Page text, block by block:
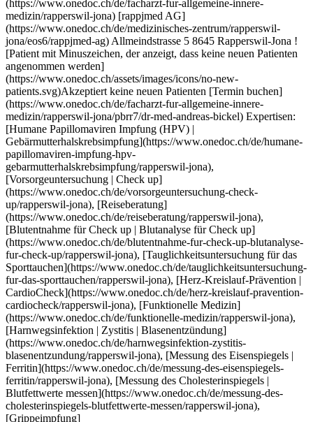
-allgemeine-innere-medizin/rapperswil-jona/pbrr7/dr-med-andreas-bickel) Expertisen:[Humane Papillomaviren Impfung (HPV) | Gebärmutterhalskrebsimpfung](https://www.onedoc.ch/de/humane-papillomaviren-impfung-hpv-gebarmutterhalskrebsimpfung/rapperswil-jona), [Vorsorgeuntersuchung | Check up](https://www.onedoc.ch/de/vorsorgeuntersuchung-check-up/rapperswil-jona), [Reiseberatung](https://www.onedoc.ch/de/reiseberatung/rapperswil-jona), [Blutentnahme für Check up | Blutanalyse für Check up](https://www.onedoc.ch/de/blutentnahme-fur-check-up-blutanalyse-fur-check-up/rapperswil-jona), [Tauglichkeitsuntersuchung für das Sporttauchen](https://www.onedoc.ch/de/tauglichkeitsuntersuchung-fur-das-sporttauchen/rapperswil-jona), [Herz-Kreislauf-Prävention | CardioCheck](https://www.onedoc.ch/de/herz-kreislauf-pravention-cardiocheck/rapperswil-jona), [Funktionelle Medizin](https://www.onedoc.ch/de/funktionelle-medizin/rapperswil-jona), [Harnwegsinfektion | Zystitis | Blasenentzündung](https://www.onedoc.ch/de/harnwegsinfektion-zystitis-blasenentzundung/rapperswil-jona), [Messung des Eisenspiegels | Ferritin](https://www.onedoc.ch/de/messung-des-eisenspiegels-ferritin/rapperswil-jona), [Messung des Cholesterinspiegels | Blutfettwerte messen](https://www.onedoc.ch/de/messung-des-cholesterinspiegels-blutfettwerte-messen/rapperswil-jona), [Grippeimpfung](https://www.onedoc.ch/de/grippeimpfung/rapperswil-jona), [Langzeitblutzuckermessung | Langzeitglukose | HbA1c](https://www.onedoc.ch/de/langzeitblutzuckermessung-langzeitglukose-hba1c/rapperswil-jona), [Blutentnahme | Blutprobe](https://www.onedoc.ch/de/blutentnahme-blutprobe/rapperswil-jona), [Elektrokardiogramm (EKG)](https://www.onedoc.ch/de/elektrokardiogramm-ekg/rapperswil-jona)Mehr anzeigen Expertisen:[Humane Papillomaviren Impfung (HPV) | Gebärmutterhalskrebsimpfung](https://www.onedoc.ch/de/humane-papillomaviren-impfung-hpv-gebarmutterhalskrebsimpfung/rapperswil-jona), [Vorsorgeuntersuchung | Check up](https://www.onedoc.ch/de/vorsorgeuntersuchung-check-up/rapperswil-jona), [Reiseberatung](https://www.onedoc.ch/de/reiseberatung/rapperswil-jona), [Blutentnahme für Check up | Blutanalyse für Check up](https://www.onedoc.ch/de/blutentnahme-fur-check-up-blutanalyse-fur-check-up/rapperswil-jona), [Tauglichkeitsuntersuchung für das Sporttauchen](https://www.onedoc.ch/de/tauglichkeitsuntersuchung-fur-das-sporttauchen/rapperswil-jona), [Herz-Kreislauf-Prävention | CardioCheck](https://www.onedoc.ch/de/herz-kreislauf-pravention-cardiocheck/rapperswil-jona), [Funktionelle Medizin](https://www.onedoc.ch/de/funktionelle-medizin/rapperswil-jona), [Harnwegsinfektion | Zystitis | Blasenentzündung](https://www.onedoc.ch/de/harnwegsinfektion-zystitis-blasenentzundung/rapperswil-jona), [Messung des Eisenspiegels | Ferritin](https://www.onedoc.ch/de/messung-des-eisenspiegels-ferritin/rapperswil-jona), [Messung des Cholesterinspiegels | Blutfettwerte messen](https://www.onedoc.ch/de/messung-des-cholesterinspiegels-blutfettwerte-messen/rapperswil-jona), [Grippeimpfung](https://www.onedoc.ch/de/grippeimpfung/rapperswil-jona), [Langzeitblutzuckermessung | Langzeitglukose | HbA1c](https://www.onedoc.ch/de/langzeitblutzuckermessung-langzeitglukose-hba1c/rapperswil-jona), [Blutentnahme | Blutprobe](https://www.onedoc.ch/de/blutentnahme-blutprobe/rapperswil-jona), [Elektrokardiogramm (EKG)](https://www.onedoc.ch/de/elektrokardiogramm-ekg/rapperswil-jona)Mehr anzeigen [![Dipl. Ärztin Sevdjane Halili Mustafa, Fachärztin für Allgemeine Innere Medizin in Rapperswil-Jona](https://assets.onedoc.ch/images/users/f5b22681a9c4c885ab4952fb0ab9f3aef0de67a9fd772914eebcfd8180fef7a5-small.jpg "Dipl. Ärztin Sevdjane Halili Mustafa, Fachärztin für Allgemeine Innere Medizin in Rapperswil-Jona")](https://www.onedoc.ch/de/facharztin-fur-allgemeine-innere-medizin/rapperswil-jona/pbcyq/dipl-arzt-sevdjane-halili-mustafa) ### [Dipl. Ärztin Sevdjane Halili Mustafa](https://www.onedoc.ch/de/facharztin-fur-allgemeine-innere-medizin/rapperswil-jona/pbcyq/dipl-arzt-sevdjane-halili-mustafa) ![Abzeichen, das ein verifiziertes Profil kennzeichnet](https://www.onedoc.ch/assets/images/icons/checkmark.svg) [Fachärztin für Allgemeine Innere Medizin](https://www.onedoc.ch/de/facharzt-fur-allgemeine-innere-medizin/rapperswil-jona) [rappjmed AG](https://www.onedoc.ch/de/medizinisches-zentrum/rapperswil-jona/eos6/rappjmed-ag) Allmeindstrasse 5 8645 Rapperswil-Jona ![Patient mit Minuszeichen, der anzeigt, dass keine neuen Patienten angenommen werden](https://www.onedoc.ch/assets/images/icons/no-new-patients.svg)Akzeptiert keine neuen Patienten [Termin buchen](https://www.onedoc.ch/de/facharztin-fur-allgemeine-innere-medizin/rapperswil-jona/pbcyq/dipl-arzt-sevdjane-halili-mustafa) Expertisen:[Humane Papillomaviren Impfung (HPV) | Gebärmutterhalskrebsimpfung](https://www.onedoc.ch/de/humane-papillomaviren-impfung-hpv-gebarmutterhalskrebsimpfung/rapperswil-jona), [Vorsorgeuntersuchung | Check up](https://www.onedoc.ch/de/vorsorgeuntersuchung-check-up/rapperswil-jona), [Reiseberatung](https://www.onedoc.ch/de/reiseberatung/rapperswil-jona), [Blutentnahme für Check up | Blutanalyse für Check up](https://www.onedoc.ch/de/blutentnahme-fur-check-up-blutanalyse-fur-check-up/rapperswil-jona), [Tauglichkeitsuntersuchung für das Sporttauchen](https://www.onedoc.ch/de/tauglichkeitsuntersuchung-fur-das-sporttauchen/rapperswil-jona), [Herz-Kreislauf-Prävention | CardioCheck](https://www.onedoc.ch/de/herz-kreislauf-pravention-cardiocheck/rapperswil-jona), [Funktionelle Medizin](https://www.onedoc.ch/de/funktionelle-medizin/rapperswil-jona), [Harnwegsinfektion | Zystitis | Blasenentzündung](https://www.onedoc.ch/de/harnwegsinfektion-zystitis-blasenentzundung/rapperswil-jona), [Messung des Eisenspiegels | Ferritin](https://www.onedoc.ch/de/messung-des-eisenspiegels-ferritin/rapperswil-jona), [Messung des Cholesterinspiegels | Blutfettwerte messen](https://www.onedoc.ch/de/messung-des-cholesterinspiegels-blutfettwerte-messen/rapperswil-jona), [Grippeimpfung](https://www.onedoc.ch/de/grippeimpfung/rapperswil-jona), [Langzeitblutzuckermessung | Langzeitglukose | HbA1c](https://www.onedoc.ch/de/langzeitblutzuckermessung-langzeitglukose-hba1c/rapperswil-jona), [Blutentnahme | Blutprobe](https://www.onedoc.ch/de/blutentnahme-blutprobe/rapperswil-jona), [Elektrokardiogramm (EKG)](https://www.onedoc.ch/de/elektrokardiogramm-ekg/rapperswil-jona)Mehr anzeigen Expertisen:[Humane Papillomaviren Impfung (HPV) | Gebärmutterhalskrebsimpfung](https://www.onedoc.ch/de/humane-papillomaviren-impfung-hpv-gebarmutterhalskrebsimpfung/rapperswil-jona), [Vorsorgeuntersuchung | Check up](https://www.onedoc.ch/de/vorsorgeuntersuchung-check-up/rapperswil-jona), [Reiseberatung](https://www.onedoc.ch/de/reiseberatung/rapperswil-jona), [Blutentnahme für Check up | Blutanalyse für Check up](https://www.onedoc.ch/de/blutentnahme-fur-check-up-blutanalyse-fur-check-up/rapperswil-jona), [Tauglichkeitsuntersuchung für das Sporttauchen](https://www.onedoc.ch/de/tauglichkeitsuntersuchung-fur-das-sporttauchen/rapperswil-jona), [Herz-Kreislauf-Prävention | CardioCheck](https://www.onedoc.ch/de/herz-kreislauf-pravention-cardiocheck/rapperswil-jona), [Funktionelle Medizin](https://www.onedoc.ch/de/funktionelle-medizin/rapperswil-jona), [Harnwegsinfektion | Zystitis | Blasenentzündung](https://www.onedoc.ch/de/harnwegsinfektion-zystitis-blasenentzundung/rapperswil-jona), [Messung des Eisenspiegels | Ferritin](https://www.onedoc.ch/de/messung-des-eisenspiegels-ferritin/rapperswil-jona), [Messung des Cholesterinspiegels | Blutfettwerte messen](https://www.onedoc.ch/de/messung-des-cholesterinspiegels-blutfettwerte-messen/rapperswil-jona), [Grippeimpfung](https://www.onedoc.ch/de/grippeimpfung/rapperswil-jona), [Langzeitblutzuckermessung | Langzeitglukose | HbA1c](https://www.onedoc.ch/de/langzeitblutzuckermessung-langzeitglukose-hba1c/rapperswil-jona), [Blutentnahme | Blutprobe](https://www.onedoc.ch/de/blutentnahme-blutprobe/rapperswil-jona), [Elektrokardiogramm (EKG)](https://www.onedoc.ch/de/elektrokardiogramm-ekg/rapperswil-jona)Mehr anzeigen [![Dr. med. Lisa-Marie Wille, Assistenzärztin Gynäkologie und Geburtshilfe in Horgen](https://assets.onedoc.ch/images/users/b1816883c898a5aee047a60ef2b2ac14ea097afef5a2f08b4f62f28c7e84fbe1-small.jpg "Dr. med. Lisa-Marie Wille, Assistenzärztin Gynäkologie und Geburtshilfe in Horgen")](https://www.onedoc.ch/de/gynakologin-frauenarztin-und-geburtshelferin/horgen/pc2t1/dr-med-lisa-marie-wille) ### [Dr. med. Lisa-Marie Wille](https://www.onedoc.ch/de/gynakologin-frauenarztin-und-geburtshelferin/horgen/pc2t1/dr-med-lisa-marie-wille) ![Abzeichen, das ein verifiziertes Profil kennzeichnet](https://www.onedoc.ch/assets/images/icons/checkmark.svg) [Assistenzärztin Gynäkologie und Geburtshilfe](https://www.onedoc.ch/de/gynakologe-frauenarzt-und-geburtshelfer/horgen) [gynpoint Horgen](https://www.onedoc.ch/de/medizinische-praxis/horgen/ebdi5/gynpoint-horgen) Seestrasse 126 8810 Horgen ![Patient mit Pluszeichen, der anzeigt, dass neue Patienten angenommen werden](https://www.onedoc.ch/assets/images/icons/new-patients.svg)Akzeptiert neue Patienten [Termin buchen](https://www.onedoc.ch/de/gynakologin-frauenarztin-und-geburtshelferin/horgen/pc2t1/dr-med-lisa-marie-wille) Expertisen:[Humane Papillomaviren Impfung (HPV) | Gebärmutterhalskrebsimpfung](https://www.onedoc.ch/de/humane-papillomaviren-impfung-hpv-gebarmutterhalskrebsimpfung/horgen), [Bestimmung des Vitamin-D-Spiegels](https://www.onedoc.ch/de/bestimmung-des-vitamin-d-spiegels/horgen), [Die Pille danach](https://www.onedoc.ch/de/die-pille-danach/horgen), [Gestationsdiabetes | Schwangerschaftsdiabetes](https://www.onedoc.ch/de/gestationsdiabetes-schwangerschaftsdiabetes/horgen), [Gynäkologischer Notfall | Notfall Frauenarzt](https://www.onedoc.ch/de/gynakologischer-notfall-notfall-frauenarzt/horgen), [Harnwegsinfektion | Zystitis | Blasenentzündung](https://www.onedoc.ch/de/harnwegsinfektion